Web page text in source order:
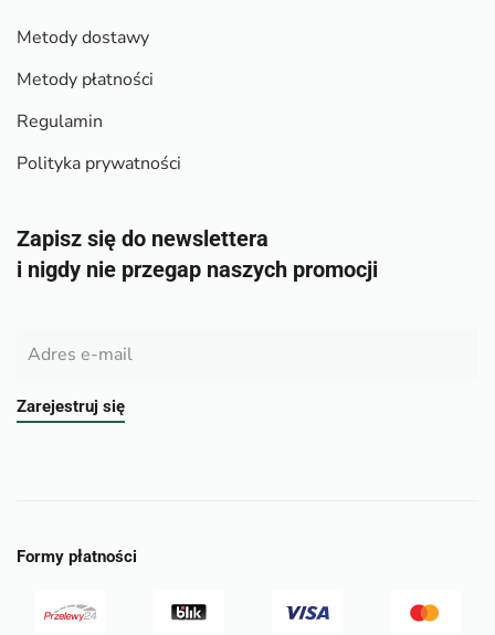
Metody dostawy
Metody płatności
Regulamin
Polityka prywatności
Zapisz się do newslettera
i nigdy nie przegap naszych promocji
Zarejestruj się
Formy płatności